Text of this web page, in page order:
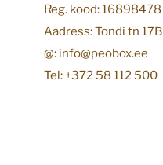
Reg. kood: 16898478
Aadress: Tondi tn 17B
@: info@peobox.ee
Tel: +372 58 112 500